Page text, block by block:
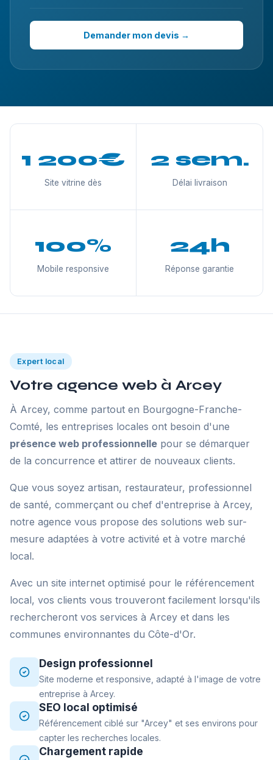
Demander mon devis →
1 200€
Site vitrine dès
2 sem.
Délai livraison
100%
Mobile responsive
24h
Réponse garantie
Expert local
Votre agence web à Arcey
À Arcey, comme partout en Bourgogne-Franche-
Comté, les entreprises locales ont besoin d'une
présence web professionnelle pour se démarquer
de la concurrence et attirer de nouveaux clients.
Que vous soyez artisan, restaurateur, professionnel
de santé, commerçant ou chef d'entreprise à Arcey,
notre agence vous propose des solutions web sur-
mesure adaptées à votre activité et à votre marché
local.
Avec un site internet optimisé pour le référencement
local, vos clients vous trouveront facilement lorsqu'ils
rechercheront vos services à Arcey et dans les
communes environnantes du Côte-d'Or.
Design professionnel
Site moderne et responsive, adapté à l'image de votre
entreprise à Arcey.
SEO local optimisé
Référencement ciblé sur "Arcey" et ses environs pour
capter les recherches locales.
Chargement rapide